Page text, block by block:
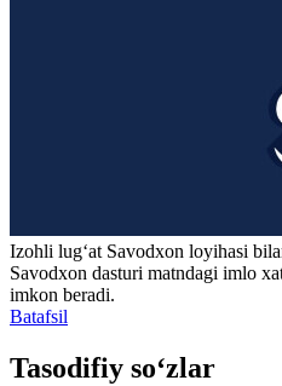
Izohli lugʻat Savodxon loyihasi
Savodxon dasturi matndagi imlo
imkon beradi.
Batafsil
Tasodifiy so‘zlar